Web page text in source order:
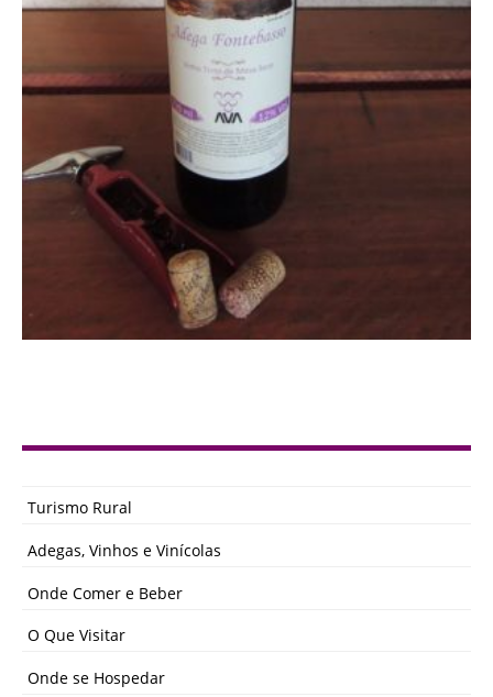
Turismo Rural
Adegas, Vinhos e Vinícolas
Onde Comer e Beber
O Que Visitar
Onde se Hospedar